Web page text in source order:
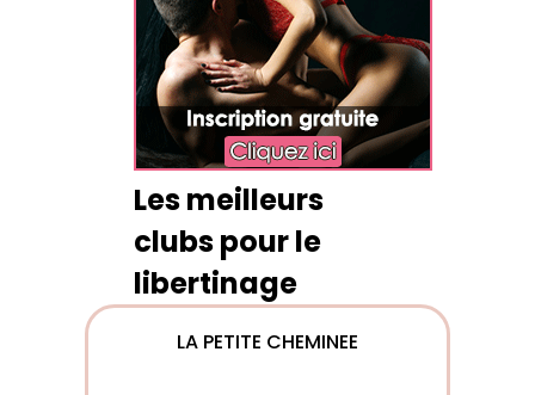
Les meilleurs
clubs pour le
libertinage
LA PETITE CHEMINEE